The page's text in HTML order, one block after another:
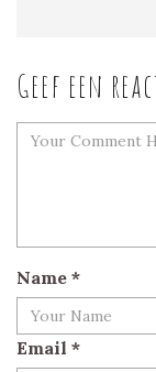
Geef een
Name *
Email *